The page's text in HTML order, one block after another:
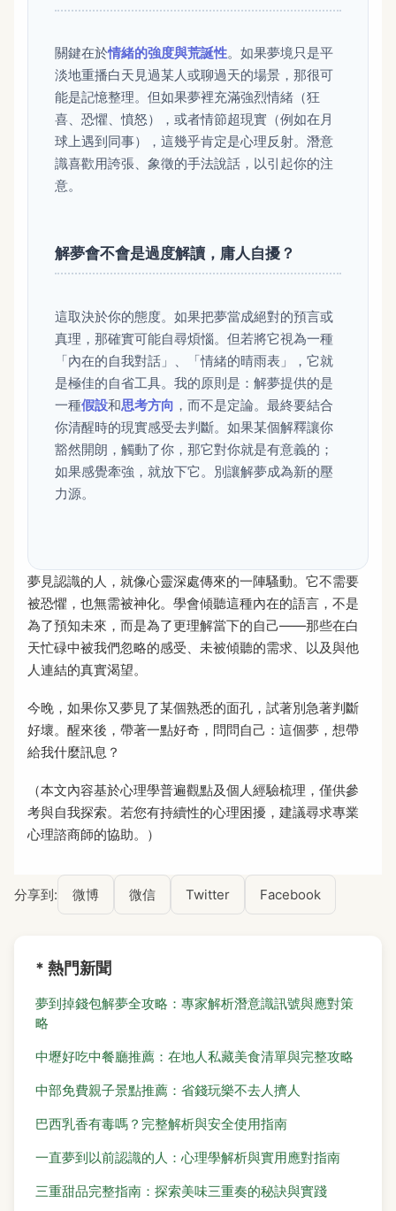
關鍵在於情緒的強度與荒誕性。如果夢境只是平
淡地重播白天見過某人或聊過天的場景，那很可
能是記憶整理。但如果夢裡充滿強烈情緒（狂
喜、恐懼、憤怒），或者情節超現實（例如在月
球上遇到同事），這幾乎肯定是心理反射。潛意
識喜歡用誇張、象徵的手法說話，以引起你的注
意。
解夢會不會是過度解讀，庸人自擾？
這取決於你的態度。如果把夢當成絕對的預言或
真理，那確實可能自尋煩惱。但若將它視為一種
「內在的自我對話」、「情緒的晴雨表」，它就
是極佳的自省工具。我的原則是：解夢提供的是
一種假設和思考方向 ，而不是定論。最終要結合
你清醒時的現實感受去判斷。如果某個解釋讓你
豁然開朗，觸動了你，那它對你就是有意義的；
如果感覺牽強，就放下它。別讓解夢成為新的壓
力源。
夢見認識的人，就像心靈深處傳來的一陣騷動。它不需要
被恐懼，也無需被神化。學會傾聽這種內在的語言，不是
為了預知未來，而是為了更理解當下的自己——那些在白
天忙碌中被我們忽略的感受、未被傾聽的需求、以及與他
人連結的真實渴望。
今晚，如果你又夢見了某個熟悉的面孔，試著別急著判斷
好壞。醒來後，帶著一點好奇，問問自己：這個夢，想帶
給我什麼訊息？
（本文內容基於心理學普遍觀點及個人經驗梳理，僅供參
考與自我探索。若您有持續性的心理困擾，建議尋求專業
心理諮商師的協助。）
分享到: 微博 微信 Twitter Facebook
* 熱門新聞
夢到掉錢包解夢全攻略：專家解析潛意識訊號與應對策
略
中壢好吃中餐廳推薦：在地人私藏美食清單與完整攻略
中部免費親子景點推薦：省錢玩樂不去人擠人
巴西乳香有毒嗎？完整解析與安全使用指南
一直夢到以前認識的人：心理學解析與實用應對指南
三重甜品完整指南：探索美味三重奏的秘訣與實踐